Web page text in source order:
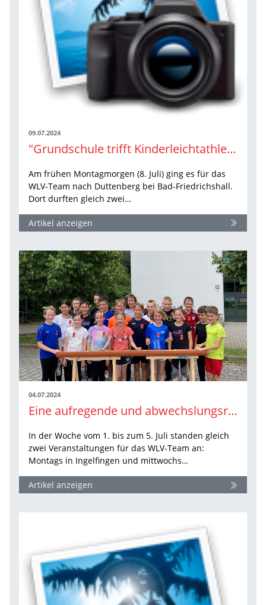
09.07.2024
"Grundschule trifft Kinderleichtathletik" bei strahlendem Sonnenschein in Duttenberg
Am frühen Montagmorgen (8. Juli) ging es für das
WLV-Team nach Duttenberg bei Bad-Friedrichshall.
Dort durften gleich zwei…
Artikel anzeigen
04.07.2024
Eine aufregende und abwechslungsreiche Woche mit der Veranstaltung „Grundschule trifft…
In der Woche vom 1. bis zum 5. Juli standen gleich
zwei Veranstaltungen für das WLV-Team an:
Montags in Ingelfingen und mittwochs…
Artikel anzeigen